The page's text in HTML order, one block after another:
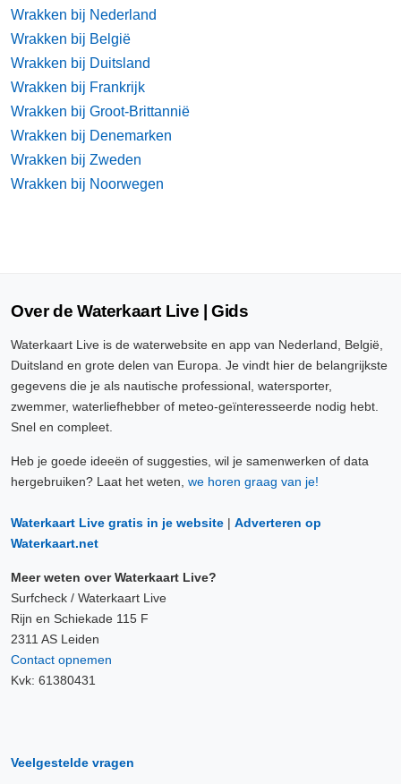
Wrakken bij Nederland
Wrakken bij België
Wrakken bij Duitsland
Wrakken bij Frankrijk
Wrakken bij Groot-Brittannië
Wrakken bij Denemarken
Wrakken bij Zweden
Wrakken bij Noorwegen
Over de Waterkaart Live | Gids
Waterkaart Live is de waterwebsite en app van Nederland, België,
Duitsland en grote delen van Europa. Je vindt hier de belangrijkste
gegevens die je als nautische professional, watersporter,
zwemmer, waterliefhebber of meteo-geïnteresseerde nodig hebt.
Snel en compleet.
Heb je goede ideeën of suggesties, wil je samenwerken of data
hergebruiken? Laat het weten, we horen graag van je!
Waterkaart Live gratis in je website | Adverteren op
Waterkaart.net
Meer weten over Waterkaart Live?
Surfcheck / Waterkaart Live
Rijn en Schiekade 115 F
2311 AS Leiden
Contact opnemen
Kvk: 61380431
Veelgestelde vragen